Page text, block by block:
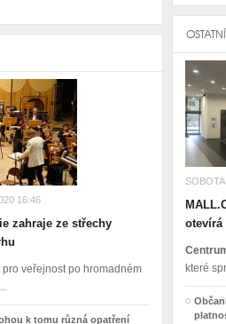
16:46
zahraje ze střechy
veřejnost po hromadném
k tomu různá opatření
OSTATNÍ
otevírá
které